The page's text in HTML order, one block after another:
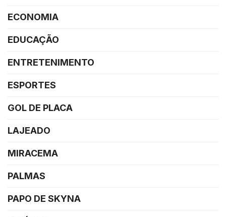
ECONOMIA
EDUCAÇÃO
ENTRETENIMENTO
ESPORTES
GOL DE PLACA
LAJEADO
MIRACEMA
PALMAS
PAPO DE SKYNA